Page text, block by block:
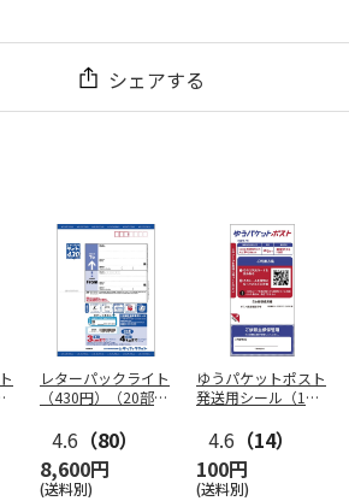
シェアする
レターパックライト
（430円）（20部セ
4.6 （80）
8,600円
(送料別)
ゆうパケットポスト
発送用シール（1個
4.6 （14）
100円
(送料別)